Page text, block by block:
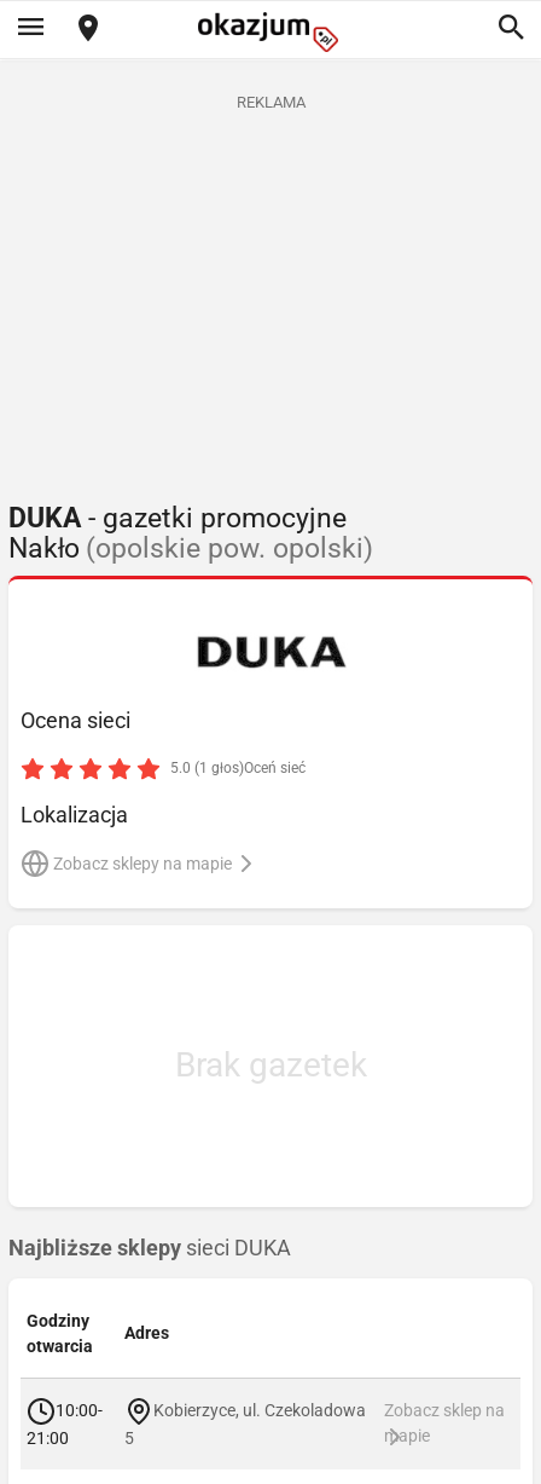
REKLAMA
DUKA- gazetki promocyjne
Nakło (opolskie pow. opolski)
Ocena sieci
5.0 (1 głos)Oceń sieć
Lokalizacja
Zobacz sklepy na mapie
Brak gazetek
Najbliższe sklepy sieci DUKA
Godziny
otwarcia
Adres
10:00-
21:00
Kobierzyce, ul. Czekoladowa
5
Zobacz sklep na
mapie